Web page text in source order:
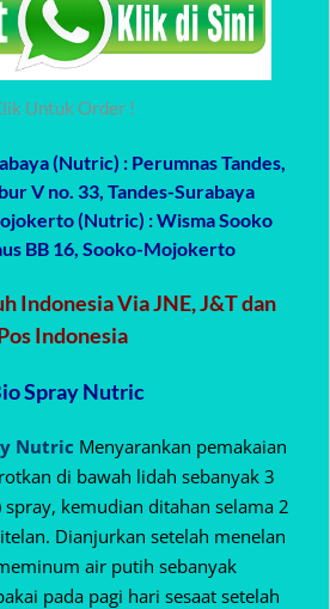
Untuk Order !
(Nutric) : Perumnas Tandes,
V no. 33, Tandes-Surabaya
(Nutric) : Wisma Sooko
BB 16, Sooko-Mojokerto
Indonesia Via JNE, J&T dan
Indonesia
Spray Nutric
Nutric Menyarankan pemakaian
di bawah lidah sebanyak 3
spray, kemudian ditahan selama 2
Dianjurkan setelah menelan
air putih sebanyak
pada pagi hari sesaat setelah